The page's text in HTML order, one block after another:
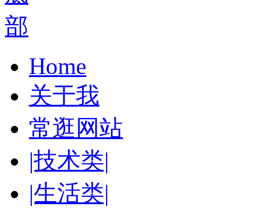
Home
关于我
常逛网站
|技术类|
|生活类|